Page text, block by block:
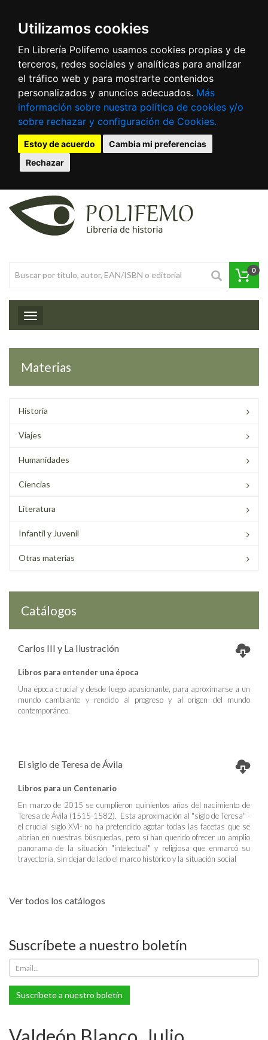
Utilizamos cookies
En Librería Polifemo usamos cookies propias y de
terceros, redes sociales y analíticas para analizar
el tráfico web y para mostrarte contenidos
personalizados y anuncios adecuados. Más
información sobre nuestra política de cookies y/o
sobre rechazar y configuración de Cookies.
Estoy de acuerdo
Cambia mi preferencias
Rechazar
0
Toggle navigation
Materias
Historia
Viajes
Humanidades
Ciencias
Literatura
Infantil y Juvenil
Otras materias
Catálogos
Carlos III y La Ilustración
Libros para entender una época
Una época crucial y desde luego apasionante, para aproximarse a un
mundo cambiante y rendido al progreso y al origen del mundo
contemporáneo.
El siglo de Teresa de Ávila
Libros para un Centenario
En marzo de 2015 se cumplieron quinientos años del nacimiento de
Teresa de Ávila (1515-1582). Esta aproximación al "siglo de Teresa" -
el crucial siglo XVI- no ha pretendido agotar todas las facetas que se
abrían en nuestras búsquedas, pero sí han querido ofrecer un amplio
panorama de la situación "intelectual" y religiosa que enmarcó su
trayectoria, sin dejar de lado el marco histórico y la situación social
Ver todos los catálogos
Suscríbete a nuestro boletín
Suscríbete a nuestro boletín